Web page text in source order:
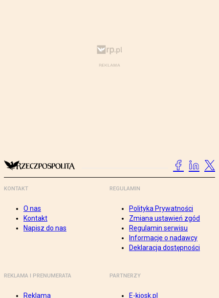
KONTAKT
O nas
Kontakt
Napisz do nas
REGULAMIN
Polityka Prywatności
Zmiana ustawień zgód
Regulamin serwisu
Informacje o nadawcy
Deklaracja dostępności
REKLAMA I PRENUMERATA
Reklama
PARTNERZY
E-kiosk.pl